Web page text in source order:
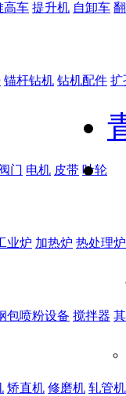
高车 提升机 自卸车
锚杆钻机 钻机配件 扩
门 电机 皮带 叶轮
业炉 加热炉 热处理炉
包喷粉设备 搅拌器
矫直机 修磨机 轧管机